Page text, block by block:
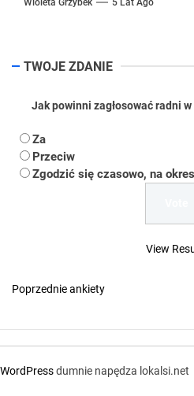
Wioleta Grzybek 5 Lat Ago
TWOJE ZDANIE
Jak powinni zagłosować radni w
Za
Przeciw
Zgodzić się czasowo, na
View
Poprzednie ankiety
WordPressdumnie napędza lokalsi.net